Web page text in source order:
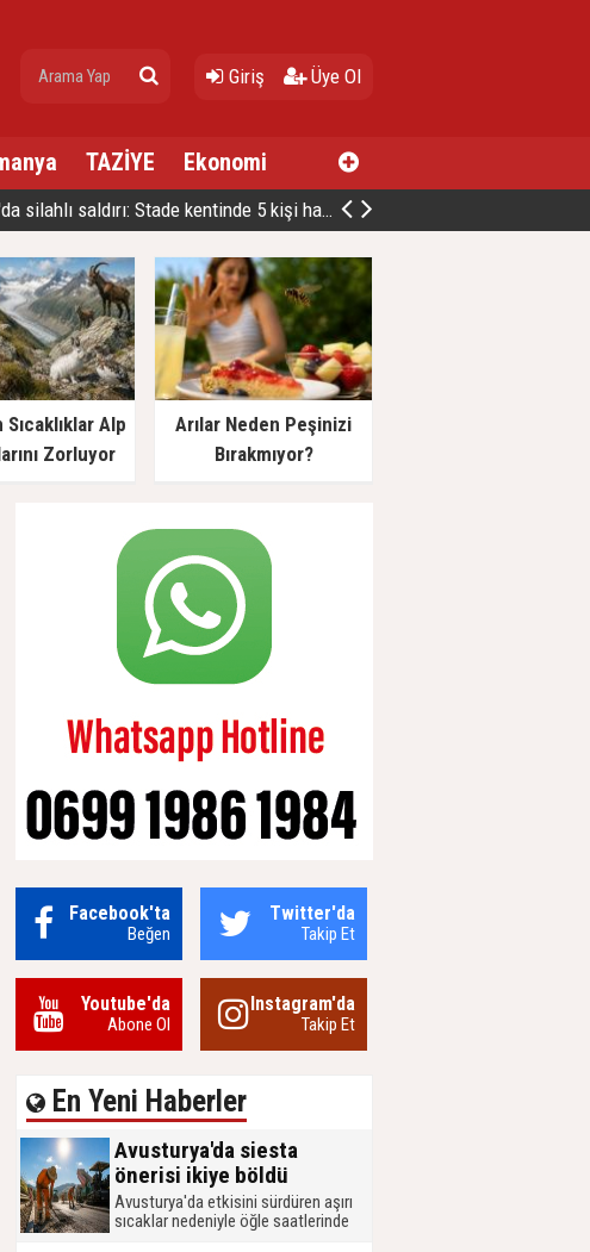
Giriş Üye Ol
TAZİYE Ekonomi
faciada can kaybı üçe yükseldi
Alp
Zorluyor
Arılar Neden Peşinizi
Bırakmıyor?
Facebook'ta
Beğen
Twitter'da
Takip Et
Youtube'da
Abone Ol
Instagram'da
Takip Et
En Yeni Haberler
Avusturya'da siesta
önerisi ikiye böldü
Avusturya'da etkisini sürdüren aşırı
sıcaklar nedeniyle öğle saatlerinde